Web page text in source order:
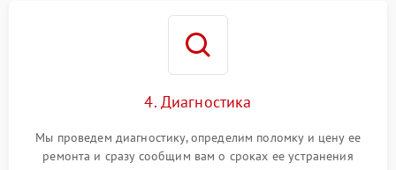
4. Диагностика
Мы проведем диагностику, определим поломку и цену ее
ремонта и сразу сообщим вам о сроках ее устранения